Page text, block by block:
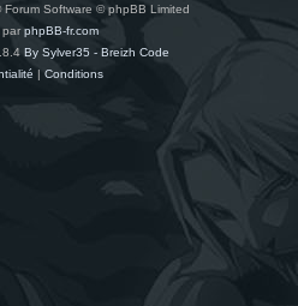
Forum Software © phpBB Limited
parphpBB-fr.com
By Sylver35 - Breizh Code
| Conditions